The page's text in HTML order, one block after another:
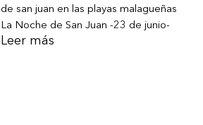
de san juan en las playas malagueñas
La Noche de San Juan -23 de junio-
Leer más